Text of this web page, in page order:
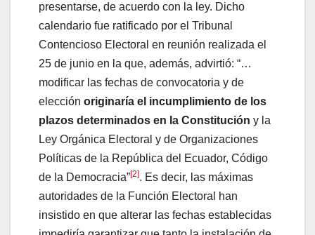
presentarse, de acuerdo con la ley. Dicho
calendario fue ratificado por el Tribunal
Contencioso Electoral en reunión realizada el
25 de junio en la que, además, advirtió: “…
modificar las fechas de convocatoria y de
elección originaría el incumplimiento de los
plazos determinados en la Constitución y la
Ley Orgánica Electoral y de Organizaciones
Políticas de la República del Ecuador, Código
de la Democracia”[2]. Es decir, las máximas
autoridades de la Función Electoral han
insistido en que alterar las fechas establecidas